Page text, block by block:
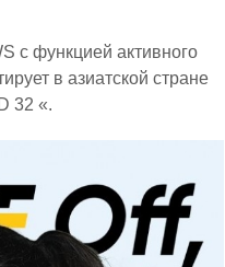
с функцией активного
в азиатской стране
32 «.